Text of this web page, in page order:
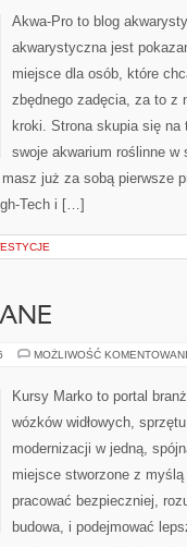
Akwa-Pro to blog
akwarystyczna jest
miejsce dla osób, które
zbędnego zadęcia, za to z
kroki. Strona skupia się na
swoje akwarium roślinne w
już za sobą pierwsze
Tech i […]
MOŻLIWOŚĆ
Kursy Marko to portal
wózków widłowych,
modernizacji w jedną,
miejsce stworzone z
pracować bezpieczniej,
budowa, i podejmować